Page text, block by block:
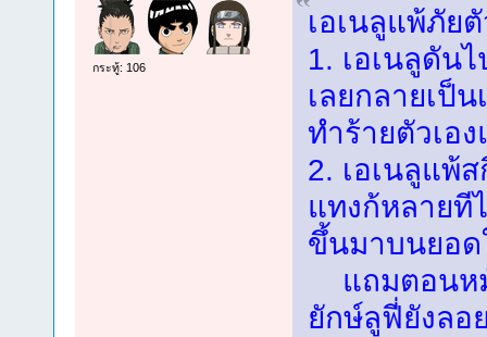
กระทู้: 106
เอเนลูแพ้ภัย
1. เอเนลูดัน
เลยกลายเป็
ทำร้ายตัวเอ
2. เอเนลูแพ้
แทงก้หลายที
ขึ้นมาบนยอ
แถมตอนหมั
ยักษ์ลูฟี่ยังลอ